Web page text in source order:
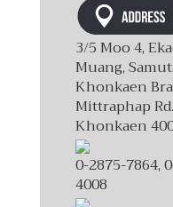
3/5 Moo 4,
Muang,
Khonkaen
Mittraphap
Khonkaen
0-2875-7864,
4008